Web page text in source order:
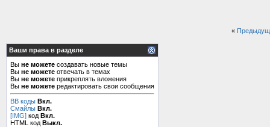
«
Ваши права в разделе
Вы не можете создавать новые темы
Вы не можете отвечать в темах
Вы не можете прикреплять вложения
Вы не можете редактировать свои сообщения
BB коды Вкл.
Смайлы Вкл.
[IMG] код Вкл.
HTML код Выкл.